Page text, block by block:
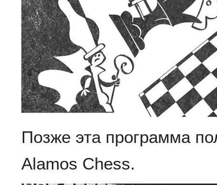
Позже эта программа
Alamos Chess.